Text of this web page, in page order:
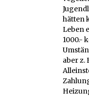
hätten
Leben
1000.-
aber z.